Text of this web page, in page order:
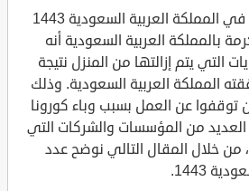
كم عدد رسوم النفايات في المملكة العربية السعودية 1443
بالمملكة العربية السعودية أنه
التي يتم إزالتها من المنزل نتيجة
المملكة العربية السعودية. وذلك
توقفوا عن العمل بسبب وباء كورونا
من المؤسسات والشركات التي
من خلال المقال التالي نوضح عدد
1443.